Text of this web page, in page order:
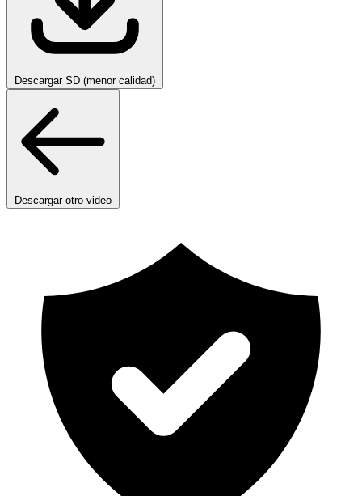
Descargar SD (menor calidad)
Descargar otro video